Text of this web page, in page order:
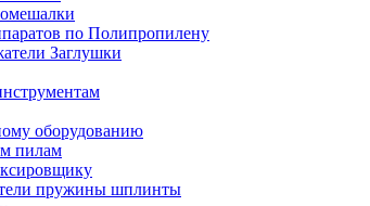
по Полипропилену
Заглушки
оборудованию
пилам
пружины шплинты